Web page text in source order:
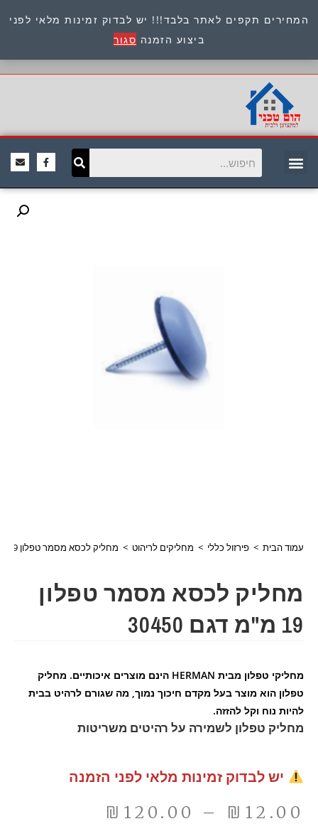
המחירים תקפים לאתר בלבד!!! יש לבדוק זמינות מלאי לפני
ביצוע הזמנה סגור
כתובת : היוזמים 9 אור יהודה שירות לקוחות 054-
8945722
עמוד הבית > פירזול כללי > מחליקים לריהוט > מחליק לכסא מסמר טפלון 19 מ"מ דגם 30450
מחליק לכסא מסמר טפלון
19 מ"מ דגם 30450
מחליקי טפלון מבית HERMAN הינם מוצרים איכותיים. מחליק
טפלון הוא מוצר בעל מקדם חיכוך נמוך, מה שגורם לרהיט בבית
להיות נוח וקל להזזה.
מחליק טפלון לשמירה על רהיטים משריטות
יש לבדוק זמינות מלאי לפני הזמנה
₪ 12.00
–
₪ 120.00